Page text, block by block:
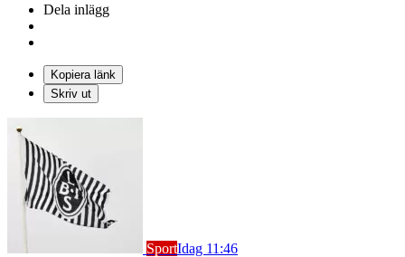
Dela inlägg
Kopiera länk
Skriv ut
SportIdag 11:46